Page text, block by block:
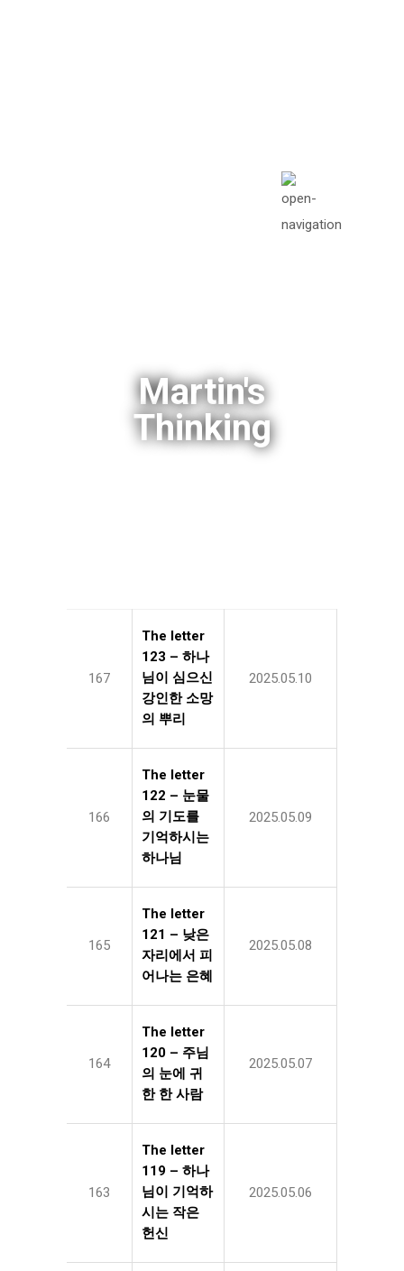
Martin's
Thinking
167
The letter
123 – 하나
님이 심으신
강인한 소망
의 뿌리
2025.05.10
166
The letter
122 – 눈물
의 기도를
기억하시는
하나님
2025.05.09
165
The letter
121 – 낮은
자리에서 피
어나는 은혜
2025.05.08
164
The letter
120 – 주님
의 눈에 귀
한 한 사람
2025.05.07
163
The letter
119 – 하나
님이 기억하
시는 작은
헌신
2025.05.06